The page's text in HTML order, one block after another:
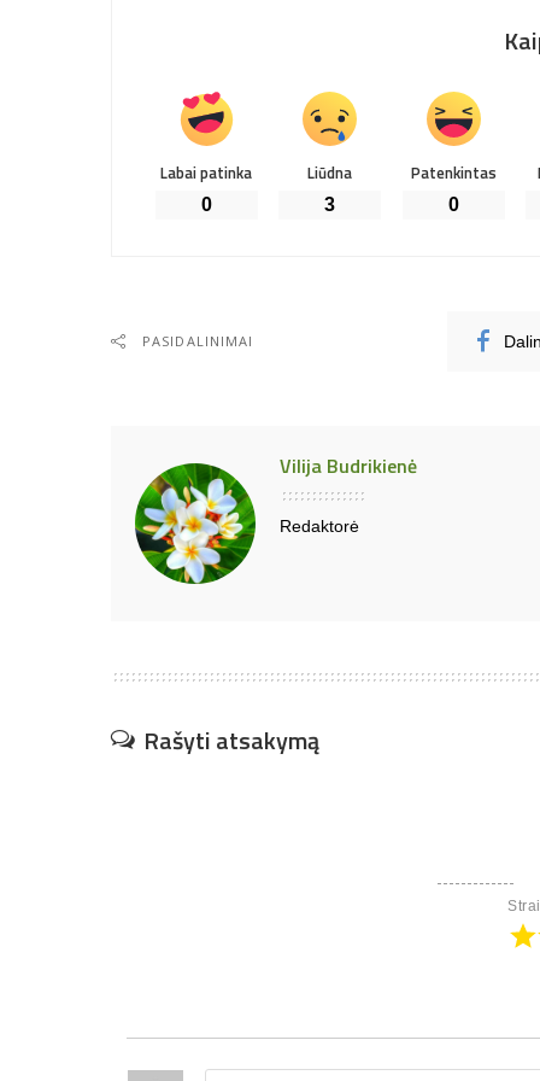
Labai patinka
0
Liūdna
3
Patenkintas
0
PASIDALINIMAI
Vilija Budrikienė
Redaktorė
Rašyti atsakymą